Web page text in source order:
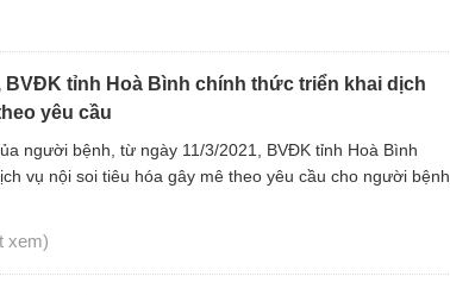
BVĐK tỉnh Hoà Bình chính thức triển khai dịch
yêu cầu
người bệnh, từ ngày 11/3/2021, BVĐK tỉnh Hoà Bình
vụ nội soi tiêu hóa gây mê theo yêu cầu cho người bệnh
xem)